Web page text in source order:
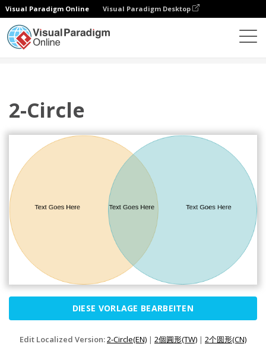
Visual Paradigm Online Visual Paradigm Desktop
2-Circle
DIESE VORLAGE BEARBEITEN
Edit Localized Version:2-Circle(EN) | 2個圓形(TW) | 2个圆形(CN)